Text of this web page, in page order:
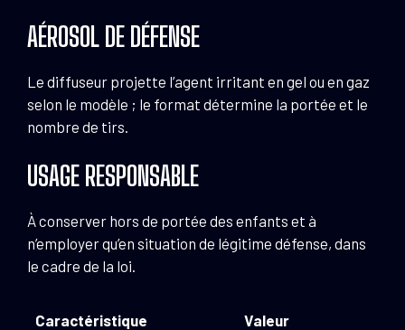
AÉROSOL DE DÉFENSE
Le diffuseur projette l’agent irritant en gel ou en gaz
selon le modèle ; le format détermine la portée et le
nombre de tirs.
USAGE RESPONSABLE
À conserver hors de portée des enfants et à
n’employer qu’en situation de légitime défense, dans
le cadre de la loi.
Caractéristique Valeur